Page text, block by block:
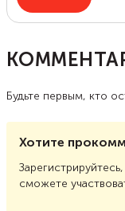
Будьте первым, кто
Хотите
сможете